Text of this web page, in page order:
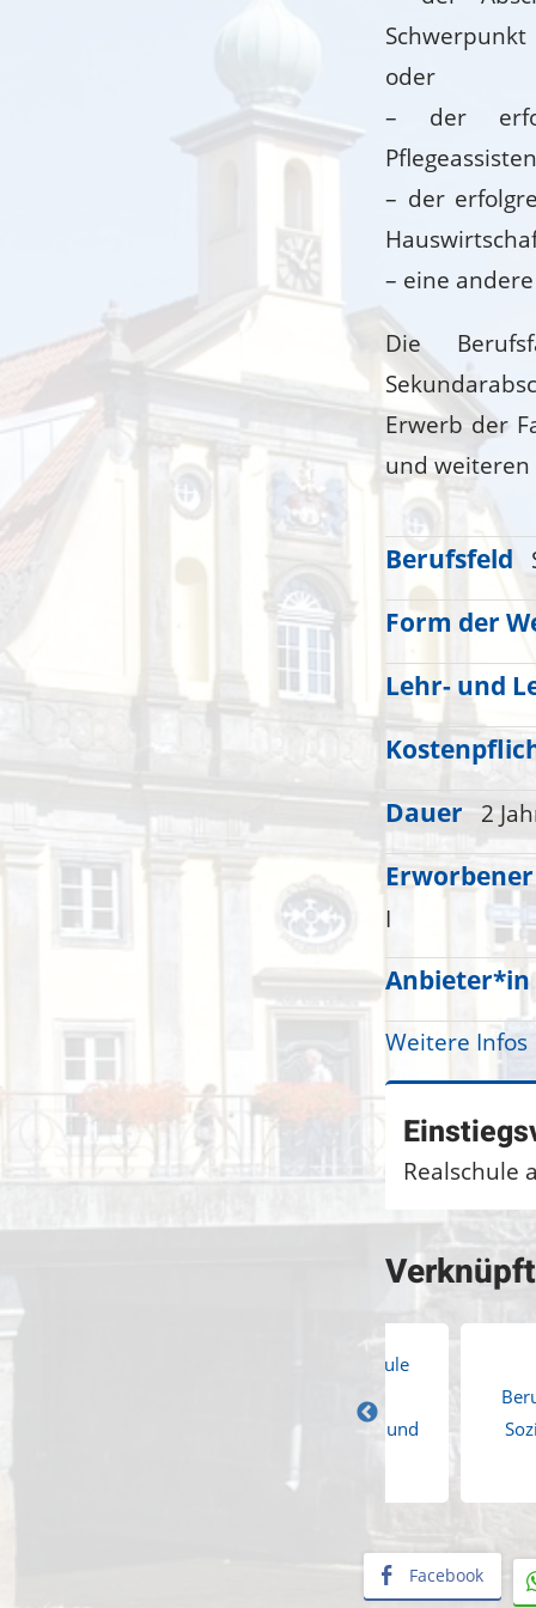
oder
– der
– der
– eine
Die
Erwerb der
und weiteren
Berufsfeld
Form der
Lehr- und
Dauer 2
I
Anbieter*in
Weitere Infos
Realschule
Berufsfachschule
Ernährung,
Hauswirtschaft und
Facebook